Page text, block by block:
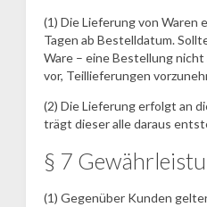
(1) Die Lieferung von Waren
Tagen ab Bestelldatum.
Ware – eine Bestellung
vor, Teillieferungen
(2) Die Lieferung erfolgt an
trägt dieser alle daraus
§ 7
(1) Gegenüber Kunden